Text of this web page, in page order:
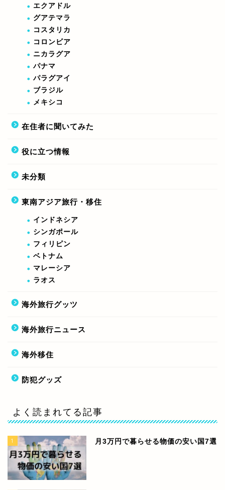
エクアドル
グアテマラ
コスタリカ
コロンビア
ニカラグア
パナマ
パラグアイ
ブラジル
メキシコ
在住者に聞いてみた
役に立つ情報
未分類
東南アジア旅行・移住
インドネシア
シンガポール
フィリピン
ベトナム
マレーシア
ラオス
海外旅行グッツ
海外旅行ニュース
海外移住
防犯グッズ
よく読まれてる記事
1 月3万円で暮らせる物価の安い国7選